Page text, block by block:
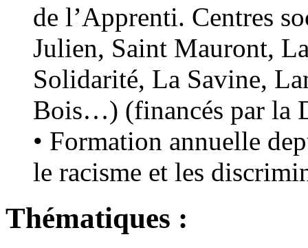
de l’Apprenti. Centres
Julien, Saint Mauront,
Solidarité, La Savine,
Bois…) (financés par la
• Formation annuelle
le racisme et les
Thématiques :